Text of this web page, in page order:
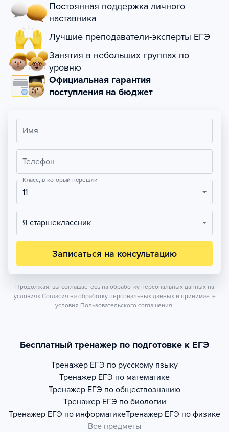
Постоянная поддержка личного
наставника
Лучшие преподаватели-эксперты ЕГЭ
Занятия в небольших группах по
уровню
Официальная гарантия
поступления на бюджет
Имя
Телефон
Класс, в который перешли
11
Я старшеклассник
Записаться на консультацию
Продолжая, вы соглашаетесь на обработку персональных данных на
условиях Согласия на обработку персональных данных и принимаете
условия Пользовательского соглашения.
Бесплатный тренажер по подготовке к ЕГЭ
Тренажер ЕГЭ по русскому языку
Тренажер ЕГЭ по математике
Тренажер ЕГЭ по обществознанию
Тренажер ЕГЭ по биологии
Тренажер ЕГЭ по информатикеТренажер ЕГЭ по физике
Все предметы